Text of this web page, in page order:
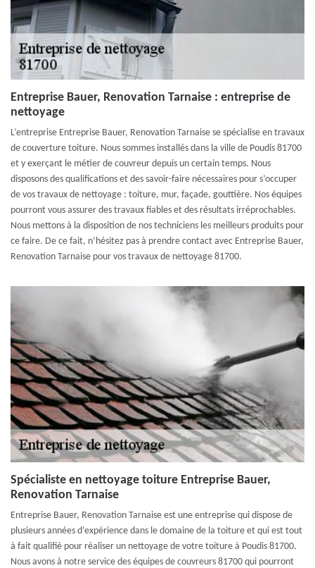
Entreprise Bauer, Renovation Tarnaise : entreprise de
nettoyage
L’entreprise Entreprise Bauer, Renovation Tarnaise se spécialise en travaux
de couverture toiture. Nous sommes installés dans la ville de Poudis 81700
et y exerçant le métier de couvreur depuis un certain temps. Nous
disposons des qualifications et des savoir-faire nécessaires pour s’occuper
de vos travaux de nettoyage : toiture, mur, façade, gouttière. Nos équipes
pourront vous assurer des travaux fiables et des résultats irréprochables.
Nous mettons à la disposition de nos techniciens les meilleurs produits pour
ce faire. De ce fait, n’hésitez pas à prendre contact avec Entreprise Bauer,
Renovation Tarnaise pour vos travaux de nettoyage 81700.
Spécialiste en nettoyage toiture Entreprise Bauer,
Renovation Tarnaise
Entreprise Bauer, Renovation Tarnaise est une entreprise qui dispose de
plusieurs années d’expérience dans le domaine de la toiture et qui est tout
à fait qualifié pour réaliser un nettoyage de votre toiture à Poudis 81700.
Nous avons à notre service des équipes de couvreurs 81700 qui pourront